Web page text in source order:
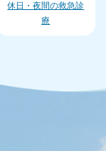
休日・夜間の救急診
療